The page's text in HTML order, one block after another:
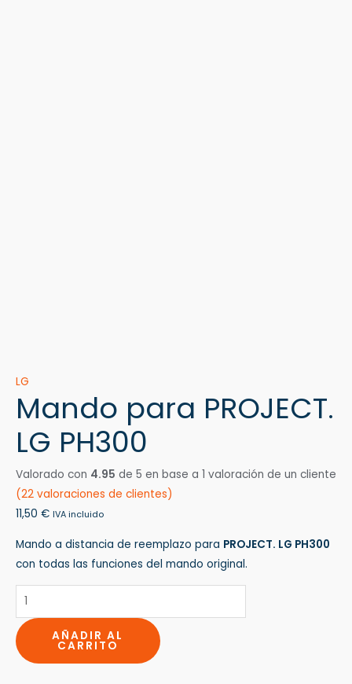
LG
Mando para PROJECT.
LG PH300
Valorado con 4.95 de 5 en base a 1 valoración de un cliente
(22 valoraciones de clientes)
11,50 € IVA incluido
Mando a distancia de reemplazo para PROJECT. LG PH300
con todas las funciones del mando original.
AÑADIR AL
CARRITO